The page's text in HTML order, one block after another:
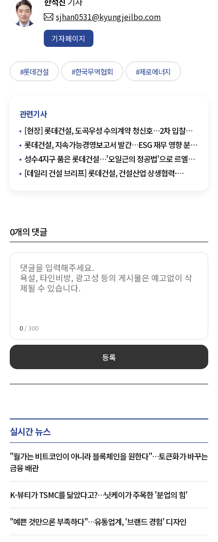
sjhan0531@kyungjeilbo.com
기자페이지
#롯데건설 #한국무역협회 #제로에너지
관련기사
[현장] 롯데건설, 도곡우성 수의계약 청신호…2차 입찰도
단독 참여
롯데건설, 지속가능경영보고서 발간…ESG 재무 영향 분석
강화
성수4지구 품은 롯데건설…'오일근의 정공법'으로 르엘
한강벨트 넓혔다
[데일리 건설 브리프] 롯데건설, 건설산업 상생협력·
0개의 댓글
0 / 300
등록
실시간 뉴스
"월가는 비트코인이 아니라 블록체인을 원한다"…토큰화가 바꾸는
금융 배관
K-뷰티가 TSMC를 닮았다고?…닛케이가 주목한 '분업의 힘'
"예쁜 것만으론 부족하다"…유통업계, '브랜드 경험' 디자인